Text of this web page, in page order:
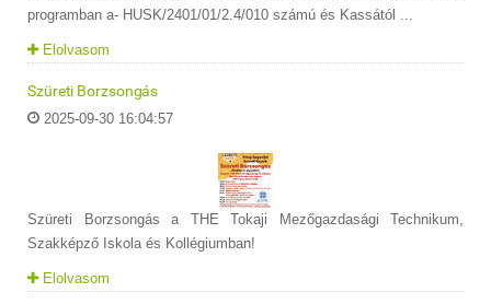
programban a- HUSK/2401/01/2.4/010 számú és Kassától ...
Elolvasom
Szüreti Borzsongás
2025-09-30 16:04:57
Szüreti Borzsongás a THE Tokaji Mezőgazdasági Technikum,
Szakképző Iskola és Kollégiumban!
Elolvasom